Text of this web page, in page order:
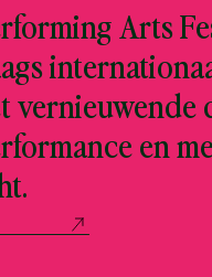
Arts
vernieuwende
en